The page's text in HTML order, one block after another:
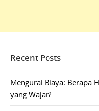
Recent Posts
Mengurai Biaya: Berapa
yang Wajar?